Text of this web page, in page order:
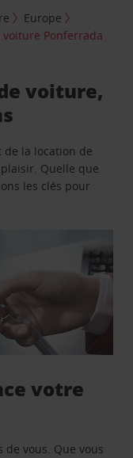
Europe
voiture Ponferrada
voiture,
de la location de
Quelle que
les clés pour
votre
de vous. Que vous